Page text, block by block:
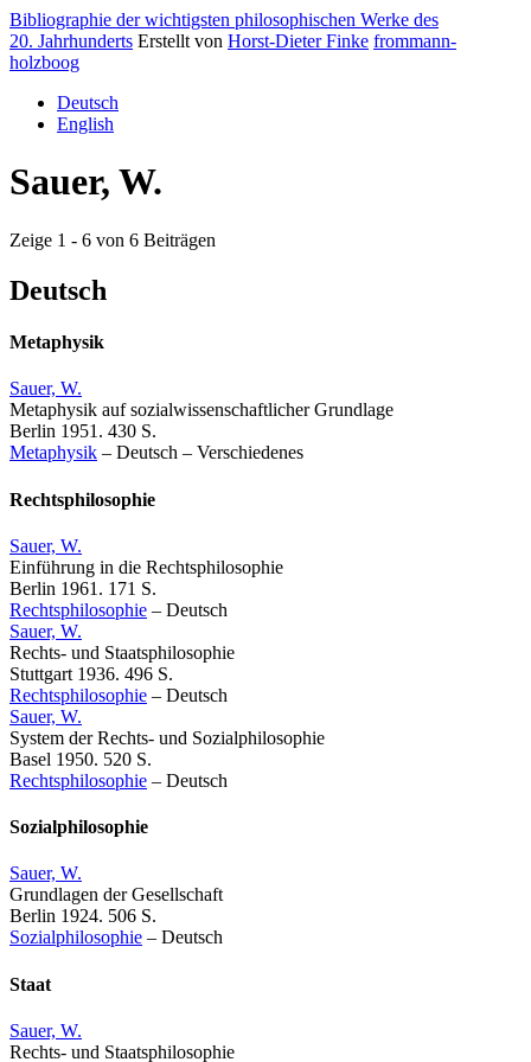
Bibliographie der wichtigsten philosophischen Werke des
20. Jahrhunderts Erstellt von Horst-Dieter Finke frommann-
holzboog
Deutsch
English
Sauer, W.
Zeige 1 - 6 von 6 Beiträgen
Deutsch
Metaphysik
Sauer, W.
Metaphysik auf sozialwissenschaftlicher Grundlage
Berlin 1951. 430 S.
Metaphysik – Deutsch – Verschiedenes
Rechtsphilosophie
Sauer, W.
Einführung in die Rechtsphilosophie
Berlin 1961. 171 S.
Rechtsphilosophie – Deutsch
Sauer, W.
Rechts- und Staatsphilosophie
Stuttgart 1936. 496 S.
Rechtsphilosophie – Deutsch
Sauer, W.
System der Rechts- und Sozialphilosophie
Basel 1950. 520 S.
Rechtsphilosophie – Deutsch
Sozialphilosophie
Sauer, W.
Grundlagen der Gesellschaft
Berlin 1924. 506 S.
Sozialphilosophie – Deutsch
Staat
Sauer, W.
Rechts- und Staatsphilosophie